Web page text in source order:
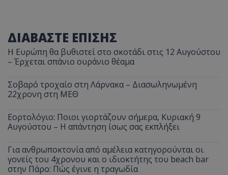
ΔΙΑΒΑΣΤΕ ΕΠΙΣΗΣ
Η Ευρώπη θα βυθιστεί στο σκοτάδι στις 12 Αυγούστου
– Έρχεται σπάνιο ουράνιο θέαμα
Σοβαρό τροχαίο στη Λάρνακα – Διασωληνωμένη
22χρονη στη ΜΕΘ
Εορτολόγιο: Ποιοι γιορτάζουν σήμερα, Κυριακή 9
Αυγούστου – Η απάντηση ίσως σας εκπλήξει
Για ανθρωποκτονία από αμέλεια κατηγορούνται οι
γονείς του 4χρονου και ο ιδιοκτήτης του beach bar
στην Πάρο: Πώς έγινε η τραγωδία